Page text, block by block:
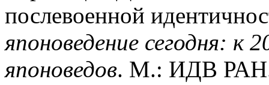
послевоенной
японоведение сегодня: к
японоведов. М.: ИДВ